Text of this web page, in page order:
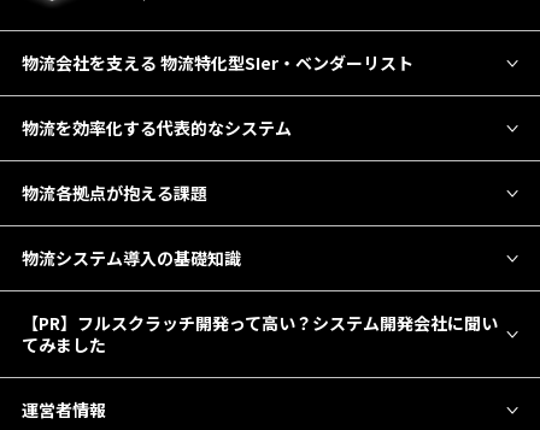
物流会社を支える 物流特化型SIer・ベンダーリスト
物流を効率化する代表的なシステム
物流各拠点が抱える課題
物流システム導入の基礎知識
【PR】フルスクラッチ開発って高い？システム開発会社に聞い
てみました
運営者情報